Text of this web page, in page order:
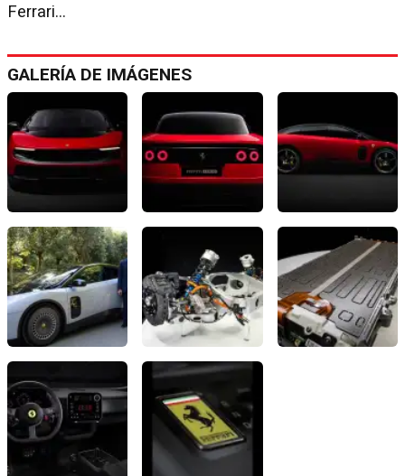
Ferrari...
GALERÍA DE IMÁGENES